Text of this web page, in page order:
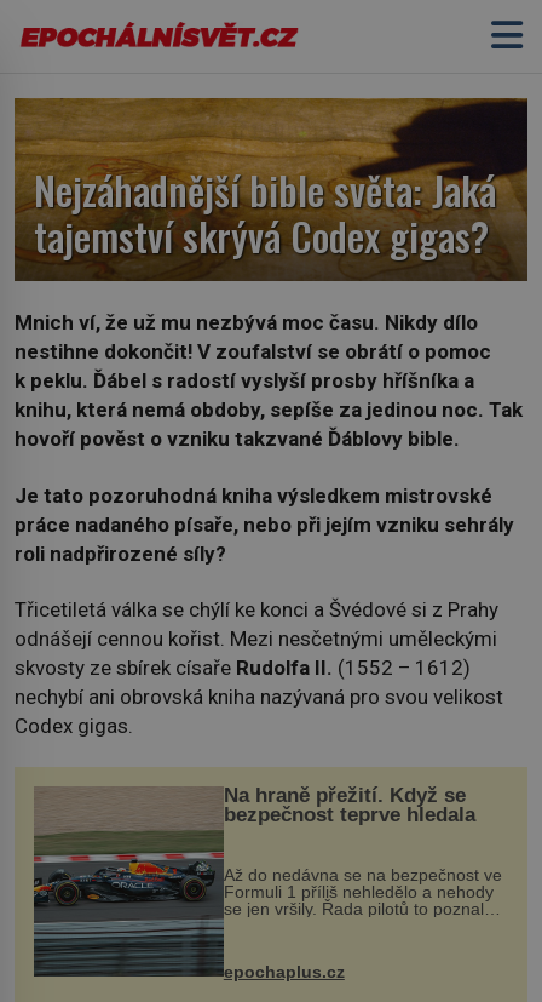
Nejzáhadnější bible světa: Jaká
tajemství skrývá Codex gigas?
Mnich ví, že už mu nezbývá moc času. Nikdy dílo
nestihne dokončit! V zoufalství se obrátí o pomoc
k peklu. Ďábel s radostí vyslyší prosby hříšníka a
knihu, která nemá obdoby, sepíše za jedinou noc. Tak
hovoří pověst o vzniku takzvané Ďáblovy bible.
Je tato pozoruhodná kniha výsledkem mistrovské
práce nadaného písaře, nebo při jejím vzniku sehrály
roli nadpřirozené síly?
Třicetiletá válka se chýlí ke konci a Švédové si z Prahy
odnášejí cennou kořist. Mezi nesčetnými uměleckými
skvosty ze sbírek císaře Rudolfa II. (1552 – 1612)
nechybí ani obrovská kniha nazývaná pro svou velikost
Codex gigas.
Na hraně přežití. Když se
bezpečnost teprve hledala
Až do nedávna se na bezpečnost ve
Formuli 1 příliš nehledělo a nehody
se jen vršily. Řada pilotů to poznala
na vlastní kůži, často s trvalými
následky nebo bohužel i ztrátou
života. Dnes nepochopiteln...
epochaplus.cz